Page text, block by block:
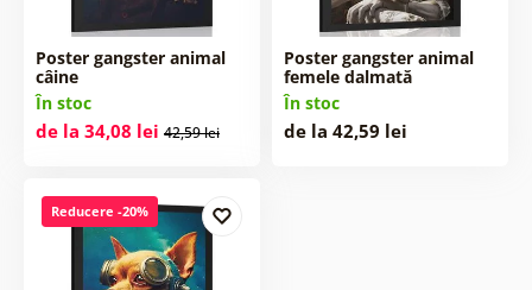
Poster gangster animal
câine
În stoc
de la 34,08 lei 42,59 lei
Poster gangster animal
femele dalmată
În stoc
de la 42,59 lei
Reducere -20%